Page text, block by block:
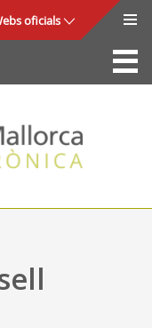
oficials
La Seu
Consell de Mallorca
Accés i seguretat
Utilitats